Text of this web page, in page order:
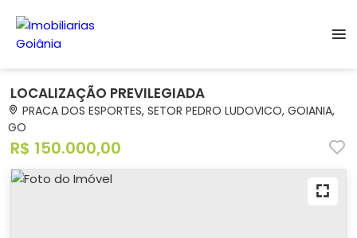
LOCALIZAÇÃO PREVILEGIADA
PRACA DOS ESPORTES, SETOR PEDRO LUDOVICO, GOIANIA,
GO
R$ 150.000,00